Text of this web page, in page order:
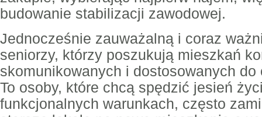
budowanie stabilizacji zawodowej.
Jednocześnie zauważalną i coraz
seniorzy, którzy poszukują mieszkań
skomunikowanych i dostosowanych
To osoby, które chcą spędzić jesień
funkcjonalnych warunkach, często